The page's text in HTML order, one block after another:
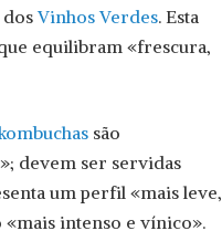
dosVinhos Verdes. Esta
equilibram «frescura,
são
devem ser servidas
um perfil «mais leve,
intenso e vínico».